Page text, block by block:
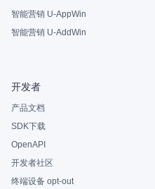
智能营销 U-AppWin
智能营销 U-AddWin
开发者
产品文档
SDK下载
OpenAPI
开发者社区
终端设备 opt-out